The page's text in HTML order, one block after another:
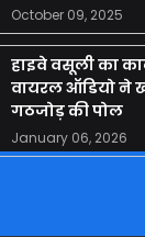
October 09, 2025
हाइवे वसूली का
वायरल ऑडियो ने
गठजोड़ की पोल
January 06, 2026